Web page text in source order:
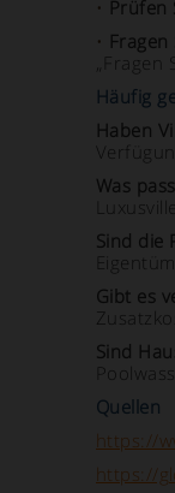
• Prüfen
•
„Fragen
Häufig
Haben
Was
Sind die
Gibt es
Sind
Quellen
https://
https://